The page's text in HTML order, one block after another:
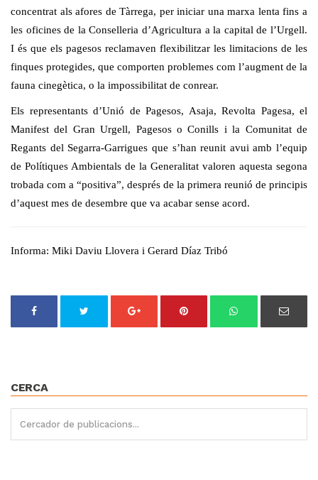
concentrat als afores de Tàrrega, per iniciar una marxa lenta fins a
les oficines de la Conselleria d’Agricultura a la capital de l’Urgell.
I és que els pagesos reclamaven flexibilitzar les limitacions de les
finques protegides, que comporten problemes com l’augment de la
fauna cinegètica, o la impossibilitat de conrear.
Els representants d’Unió de Pagesos, Asaja, Revolta Pagesa, el
Manifest del Gran Urgell, Pagesos o Conills i la Comunitat de
Regants del Segarra-Garrigues que s’han reunit avui amb l’equip
de Polítiques Ambientals de la Generalitat valoren aquesta segona
trobada com a “positiva”, després de la primera reunió de principis
d’aquest mes de desembre que va acabar sense acord.
Informa: Miki Daviu Llovera i Gerard Díaz Tribó
CERCA